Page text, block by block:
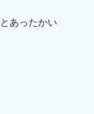
あったかい